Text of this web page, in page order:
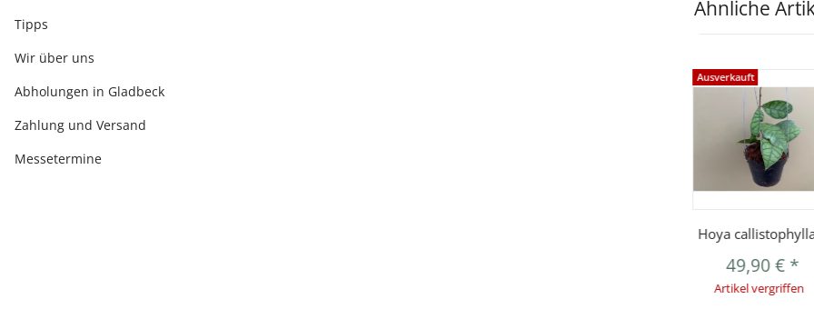
Ähnliche
Ausverkauft
Hoya
49,90 € *
Artikel vergriffen
Tipps
Wir über uns
Abholungen in Gladbeck
Zahlung und Versand
Messetermine